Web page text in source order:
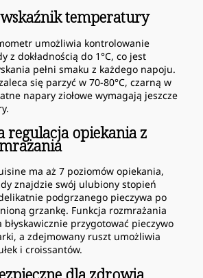
temperatury
umożliwia kontrolowanie
z dokładnością do 1°C, co jest
pełni smaku z każdego napoju.
się parzyć w 70-80°C, czarną w
napary ziołowe wymagają jeszcze
regulacja opiekania z
ma aż 7 poziomów opiekania,
znajdzie swój ulubiony stopień
podgrzanego pieczywa po
grzankę. Funkcja rozmrażania
przygotować pieczywo
a zdejmowany ruszt umożliwia
i croissantów.